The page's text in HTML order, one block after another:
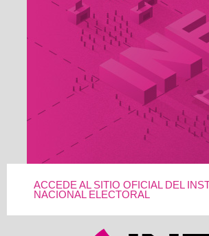
ACCEDE AL SITIO OFICIAL DEL
NACIONAL ELECTORAL